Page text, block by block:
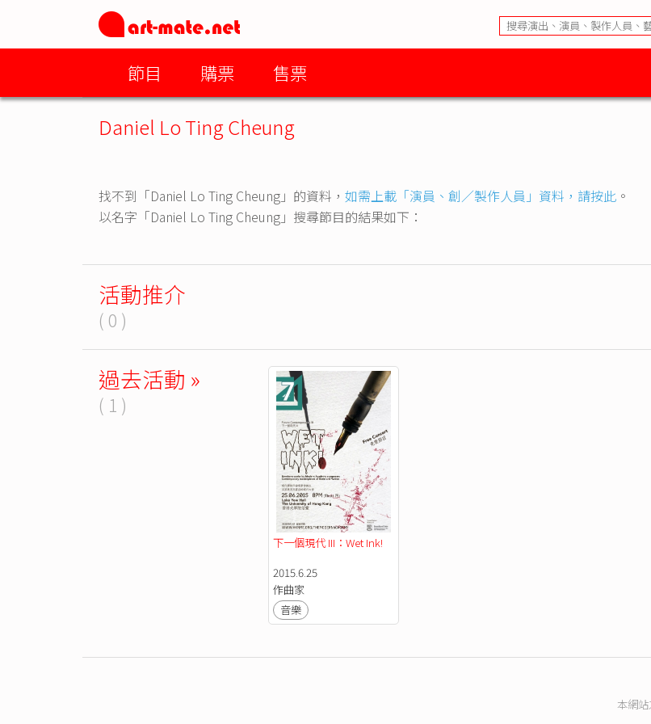
節目 購票 售票
Daniel Lo Ting Cheung
找不到「Daniel Lo Ting Cheung」的資料， 如需上載「演員、創／製作人員」資料，請按此 。
以名字「Daniel Lo Ting Cheung」搜尋節目的結果如下：
活動推介
( 0 )
過去活動 »
( 1 )
下一個現代 III：Wet Ink!
2015.6.25
作曲家
音樂
本網